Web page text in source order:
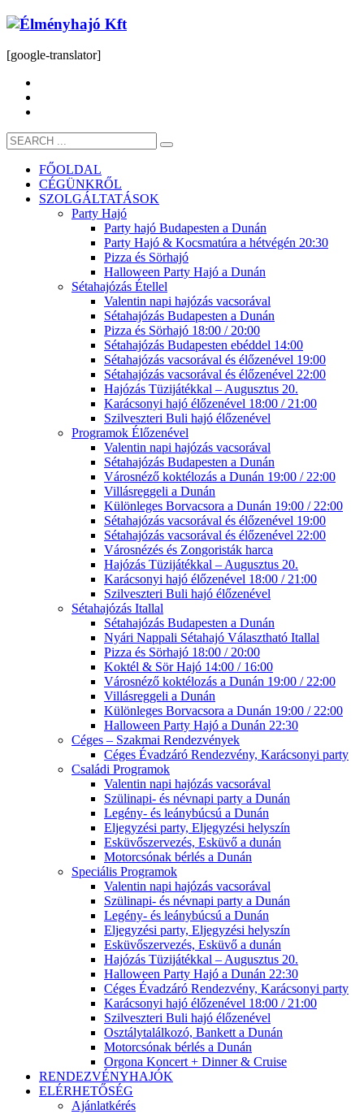
[google-translator]
FŐOLDAL
CÉGÜNKRŐL
SZOLGÁLTATÁSOK
Party Hajó
Party hajó Budapesten a Dunán
Party Hajó & Kocsmatúra a hétvégén 20:30
Pizza és Sörhajó
Halloween Party Hajó a Dunán
Sétahajózás Étellel
Valentin napi hajózás vacsorával
Sétahajózás Budapesten a Dunán
Pizza és Sörhajó 18:00 / 20:00
Sétahajózás Budapesten ebéddel 14:00
Sétahajózás vacsorával és élőzenével 19:00
Sétahajózás vacsorával és élőzenével 22:00
Hajózás Tüzijátékkal – Augusztus 20.
Karácsonyi hajó élőzenével 18:00 / 21:00
Szilveszteri Buli hajó élőzenével
Programok Élőzenével
Valentin napi hajózás vacsorával
Sétahajózás Budapesten a Dunán
Városnéző koktélozás a Dunán 19:00 / 22:00
Villásreggeli a Dunán
Különleges Borvacsora a Dunán 19:00 / 22:00
Sétahajózás vacsorával és élőzenével 19:00
Sétahajózás vacsorával és élőzenével 22:00
Városnézés és Zongoristák harca
Hajózás Tüzijátékkal – Augusztus 20.
Karácsonyi hajó élőzenével 18:00 / 21:00
Szilveszteri Buli hajó élőzenével
Sétahajózás Itallal
Sétahajózás Budapesten a Dunán
Nyári Nappali Sétahajó Választható Itallal
Pizza és Sörhajó 18:00 / 20:00
Koktél & Sör Hajó 14:00 / 16:00
Városnéző koktélozás a Dunán 19:00 / 22:00
Villásreggeli a Dunán
Különleges Borvacsora a Dunán 19:00 / 22:00
Halloween Party Hajó a Dunán 22:30
Céges – Szakmai Rendezvények
Céges Évadzáró Rendezvény, Karácsonyi party
Családi Programok
Valentin napi hajózás vacsorával
Szülinapi- és névnapi party a Dunán
Legény- és leánybúcsú a Dunán
Eljegyzési party, Eljegyzési helyszín
Esküvőszervezés, Esküvő a dunán
Motorcsónak bérlés a Dunán
Speciális Programok
Valentin napi hajózás vacsorával
Szülinapi- és névnapi party a Dunán
Legény- és leánybúcsú a Dunán
Eljegyzési party, Eljegyzési helyszín
Esküvőszervezés, Esküvő a dunán
Hajózás Tüzijátékkal – Augusztus 20.
Halloween Party Hajó a Dunán 22:30
Céges Évadzáró Rendezvény, Karácsonyi party
Karácsonyi hajó élőzenével 18:00 / 21:00
Szilveszteri Buli hajó élőzenével
Osztálytalálkozó, Bankett a Dunán
Motorcsónak bérlés a Dunán
Orgona Koncert + Dinner & Cruise
RENDEZVÉNYHAJÓK
ELÉRHETŐSÉG
Ajánlatkérés